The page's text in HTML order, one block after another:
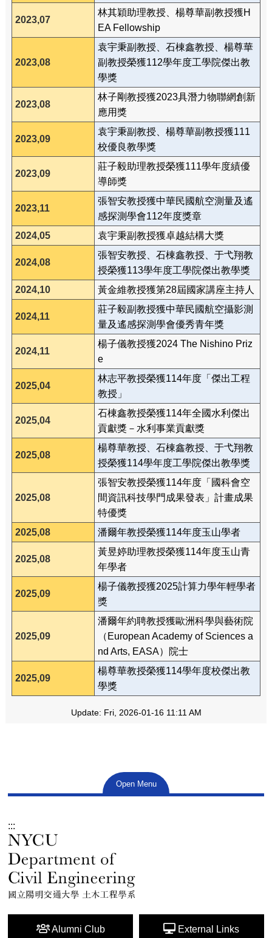
2023,07
林其穎助理教授、楊尊華副教授獲H
EA Fellowship
2023,08
袁宇秉副教授、石棟鑫教授、楊尊華
副教授榮獲112學年度工學院傑出教
學獎
2023,08
林子剛教授獲2023具潛力物聯網創新
應用獎
2023,09
袁宇秉副教授、楊尊華副教授獲111
校優良教學獎
2023,09
莊子毅助理教授榮獲111學年度績優
導師獎
2023,11
張智安教授獲中華民國航空測量及遙
感探測學會112年度獎章
2024,05
袁宇秉副教授獲卓越結構大獎
2024,08
張智安教授、石棟鑫教授、于弋翔教
授榮獲113學年度工學院傑出教學獎
2024,10
黃金維教授獲第28屆國家講座主持人
2024,11
莊子毅副教授獲中華民國航空攝影測
量及遙感探測學會優秀青年獎
2024,11
楊子儀教授獲2024 The Nishino Priz
e
2025,04
林志平教授榮獲114年度「傑出工程
教授」
2025,04
石棟鑫教授榮獲114年全國水利傑出
貢獻獎－水利事業貢獻獎
2025,08
楊尊華教授、石棟鑫教授、于弋翔教
授榮獲114學年度工學院傑出教學獎
2025,08
張智安教授榮獲114年度「國科會空
間資訊科技學門成果發表」計畫成果
特優獎
2025,08
潘爾年教授榮獲114年度玉山學者
2025,08
黃昱婷助理教授榮獲114年度玉山青
年學者
2025,09
楊子儀教授獲2025計算力學年輕學者
獎
2025,09
潘爾年約聘教授獲歐洲科學與藝術院
（European Academy of Sciences a
nd Arts, EASA）院士
2025,09
楊尊華教授榮獲114學年度校傑出教
學獎
Update: Fri, 2026-01-16 11:11 AM
Open Menu
:::
Alumni Club External Links